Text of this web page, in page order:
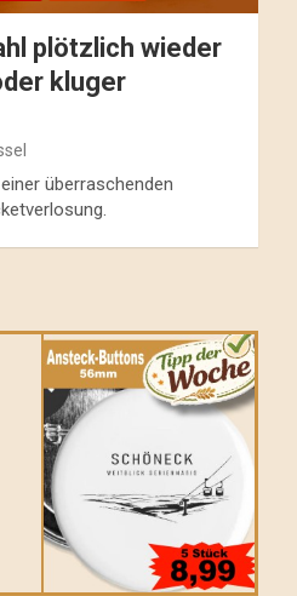
plötzlich wieder
kluger
überraschenden